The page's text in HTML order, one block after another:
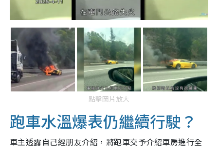
點擊圖片放大
跑車水溫爆表仍繼續行駛？
車主透露自己經朋友介紹，將跑車交予介紹車房進行全